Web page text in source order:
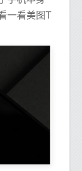
一看美图T